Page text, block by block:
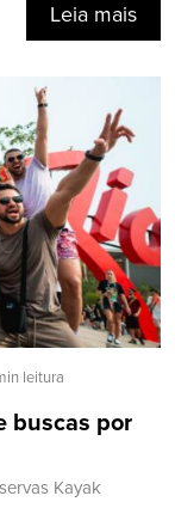
Leia mais
leitura
buscas por
Kayak